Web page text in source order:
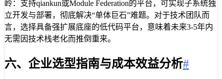
岭：支持qiankun或Module Federation的平台，可实现子系统独
立开发与部署，彻底解决“单体巨石”难题。对于技术团队而
言，选择具备强扩展底座的低代码平台，意味着未来3-5年内
无需因技术栈老化而推倒重来。
六、企业选型指南与成本效益分析#